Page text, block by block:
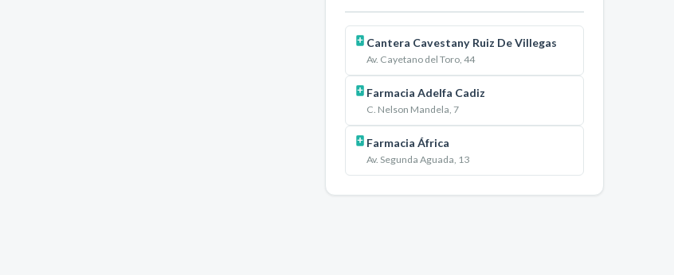
Cantera Cavestany Ruiz De Villegas
Av. Cayetano del Toro, 44
Farmacia Adelfa Cadiz
C. Nelson Mandela, 7
Farmacia África
Av. Segunda Aguada, 13